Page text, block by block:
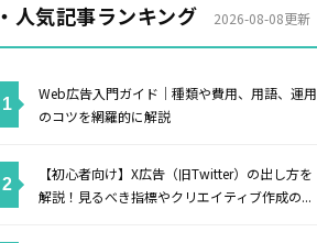
・人気記事ランキング 2026-08-08更新
Web広告入門ガイド｜種類や費用、用語、運用
のコツを網羅的に解説
【初心者向け】X広告（旧Twitter）の出し方を
解説！見るべき指標やクリエイティブ作成の...